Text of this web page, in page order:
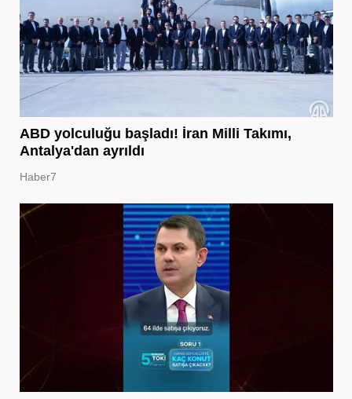
ABD yolculuğu başladı! İran Milli Takımı,
Antalya'dan ayrıldı
Haber7